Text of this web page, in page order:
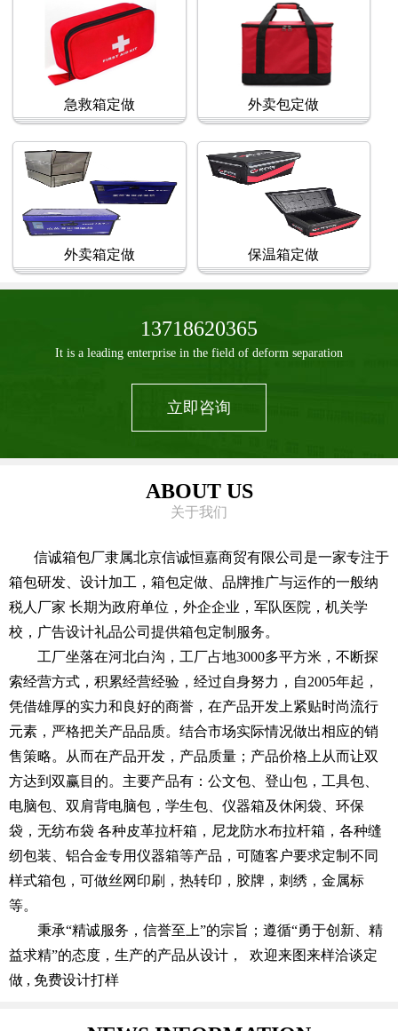
急救箱定做 外卖包定做
外卖箱定做 保温箱定做
13718620365
It is a leading enterprise in the field of deform separation
立即咨询
ABOUT US
关于我们
信诚箱包厂隶属北京信诚恒嘉商贸有限公司是一家专注于
箱包研发、设计加工，箱包定做、品牌推广与运作的一般纳
税人厂家 长期为政府单位，外企企业，军队医院，机关学
校，广告设计礼品公司提供箱包定制服务。
工厂坐落在河北白沟，工厂占地3000多平方米，不断探
索经营方式，积累经营经验，经过自身努力，自2005年起，
凭借雄厚的实力和良好的商誉，在产品开发上紧贴时尚流行
元素，严格把关产品品质。结合市场实际情况做出相应的销
售策略。从而在产品开发，产品质量；产品价格上从而让双
方达到双赢目的。主要产品有：公文包、登山包，工具包、
电脑包、双肩背电脑包，学生包、仪器箱及休闲袋、环保
袋，无纺布袋 各种皮革拉杆箱，尼龙防水布拉杆箱，各种缝
纫包装、铝合金专用仪器箱等产品，可随客户要求定制不同
样式箱包，可做丝网印刷，热转印，胶牌，刺绣，金属标
等。
秉承“精诚服务，信誉至上”的宗旨；遵循“勇于创新、精
益求精”的态度，生产的产品从设计， 欢迎来图来样洽谈定
做 , 免费设计打样